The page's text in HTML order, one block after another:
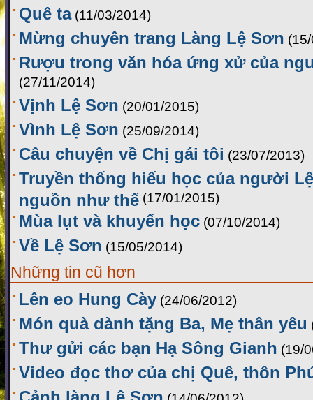
Quê ta (11/03/2014)
Mừng chuyên trang Làng Lệ Sơn
Rượu trong văn hóa ứng xử của
(27/11/2014)
Vịnh Lệ Sơn (20/01/2015)
Vình Lệ Sơn (25/09/2014)
Câu chuyện về Chị gái tôi (23/07/2013)
Truyền thống hiếu học của người
nguồn như thế (17/01/2015)
Mùa lụt và khuyến học (07/10/2014)
Về Lệ Sơn (15/05/2014)
Những tin cũ hơn
Lên eo Hung Cày (24/06/2012)
Món quà dành tặng Ba, Mẹ thân yêu
Thư gửi các bạn Hạ Sông Gianh (19/
Video đọc thơ của chị Quê, thôn